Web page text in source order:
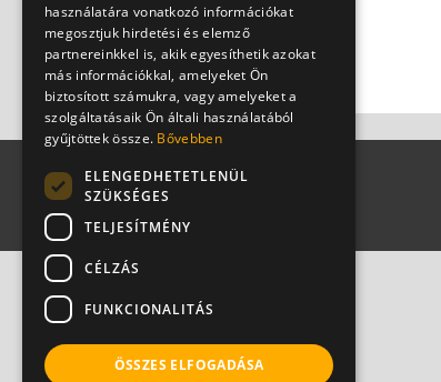
csomók a heg alatt
Dr. Kovács János Balázs
használatára vonatkozó információkat
megosztjuk hirdetési és elemző
partnereinkkel is, akik egyesíthetik azokat
más információkkal, amelyeket Ön
biztosított számukra, vagy amelyeket a
szolgáltatásaik Ön általi használatából
gyűjtöttek össze. Bővebben
ELENGEDHETETLENÜL
SZÜKSÉGES
TELJESÍTMÉNY
CÉLZÁS
FUNKCIONALITÁS
ÖSSZES ELFOGADÁSA